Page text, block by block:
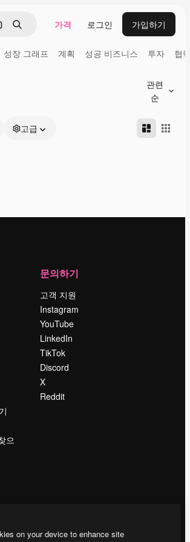
미지로 검색
검색 가격 로그인 가입하기
성장 그래프 계획 성공 비즈니스 투자 협
관련
순
고급
으
문의하기
고객 지원
Instagram
YouTube
LinkedIn
TikTok
Discord
X
Reddit
on your device to enhance site